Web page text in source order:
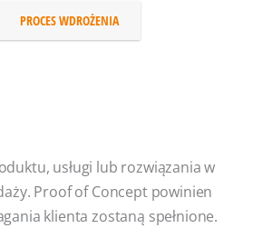
PROCES WDROŻENIA
usługi lub rozwiązania w
Proof of Concept powinien
klienta zostaną spełnione.